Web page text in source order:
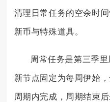
清理日常任务的空余时
新币与特殊道具。
周常任务是第三季
新节点固定为每周伊始
周期内完成，周期结束